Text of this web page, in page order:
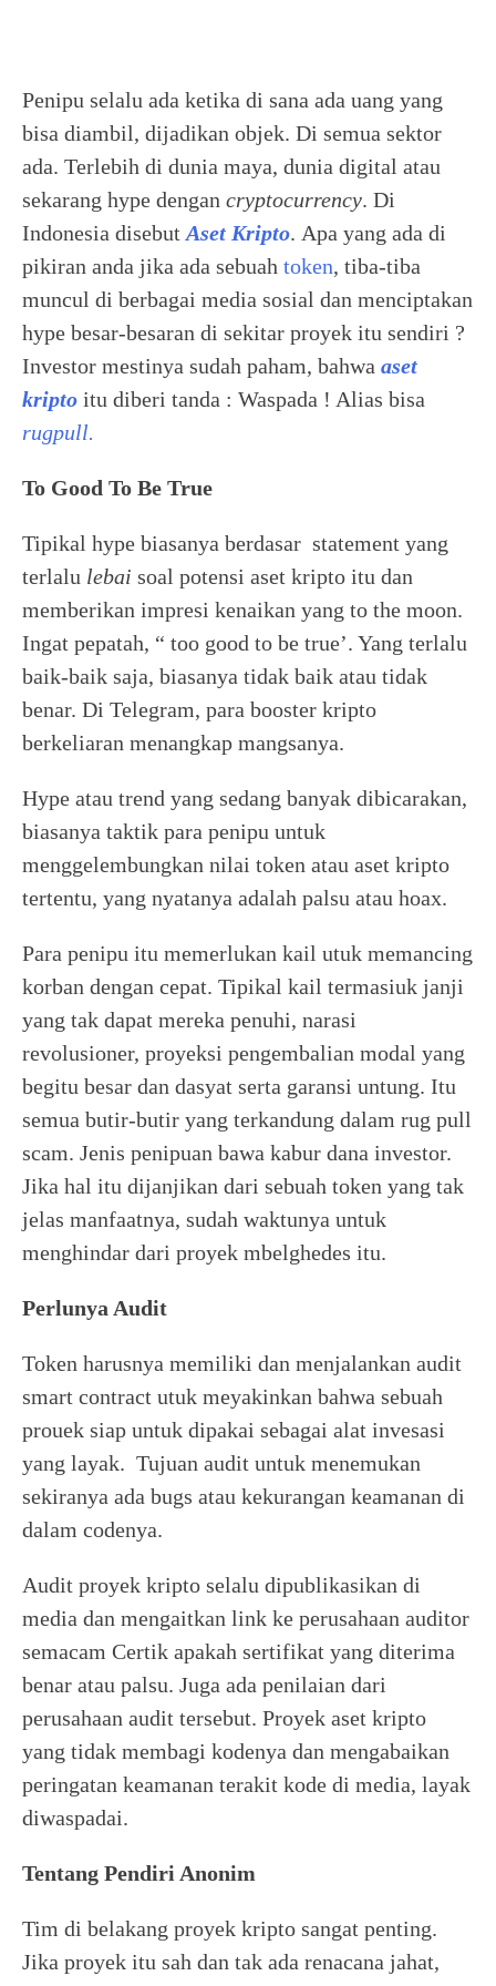
Penipu selalu ada ketika di sana ada uang yang
bisa diambil, dijadikan objek. Di semua sektor
ada. Terlebih di dunia maya, dunia digital atau
sekarang hype dengan cryptocurrency. Di
Indonesia disebut Aset Kripto. Apa yang ada di
pikiran anda jika ada sebuah token, tiba-tiba
muncul di berbagai media sosial dan menciptakan
hype besar-besaran di sekitar proyek itu sendiri ?
Investor mestinya sudah paham, bahwa aset
kripto itu diberi tanda : Waspada ! Alias bisa
rugpull.
To Good To Be True
Tipikal hype biasanya berdasar statement yang
terlalu lebai soal potensi aset kripto itu dan
memberikan impresi kenaikan yang to the moon.
Ingat pepatah, “ too good to be true’. Yang terlalu
baik-baik saja, biasanya tidak baik atau tidak
benar. Di Telegram, para booster kripto
berkeliaran menangkap mangsanya.
Hype atau trend yang sedang banyak dibicarakan,
biasanya taktik para penipu untuk
menggelembungkan nilai token atau aset kripto
tertentu, yang nyatanya adalah palsu atau hoax.
Para penipu itu memerlukan kail utuk memancing
korban dengan cepat. Tipikal kail termasiuk janji
yang tak dapat mereka penuhi, narasi
revolusioner, proyeksi pengembalian modal yang
begitu besar dan dasyat serta garansi untung. Itu
semua butir-butir yang terkandung dalam rug pull
scam. Jenis penipuan bawa kabur dana investor.
Jika hal itu dijanjikan dari sebuah token yang tak
jelas manfaatnya, sudah waktunya untuk
menghindar dari proyek mbelghedes itu.
Perlunya Audit
Token harusnya memiliki dan menjalankan audit
smart contract utuk meyakinkan bahwa sebuah
prouek siap untuk dipakai sebagai alat invesasi
yang layak. Tujuan audit untuk menemukan
sekiranya ada bugs atau kekurangan keamanan di
dalam codenya.
Audit proyek kripto selalu dipublikasikan di
media dan mengaitkan link ke perusahaan auditor
semacam Certik apakah sertifikat yang diterima
benar atau palsu. Juga ada penilaian dari
perusahaan audit tersebut. Proyek aset kripto
yang tidak membagi kodenya dan mengabaikan
peringatan keamanan terakit kode di media, layak
diwaspadai.
Tentang Pendiri Anonim
Tim di belakang proyek kripto sangat penting.
Jika proyek itu sah dan tak ada renacana jahat,